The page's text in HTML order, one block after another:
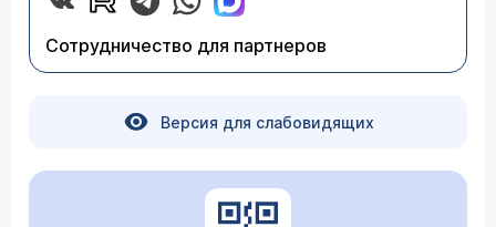
Сотрудничество для партнеров
Версия для слабовидящих